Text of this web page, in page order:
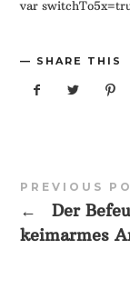
var
SHARE THIS
PREVIOUS
←
Der
keimarmes